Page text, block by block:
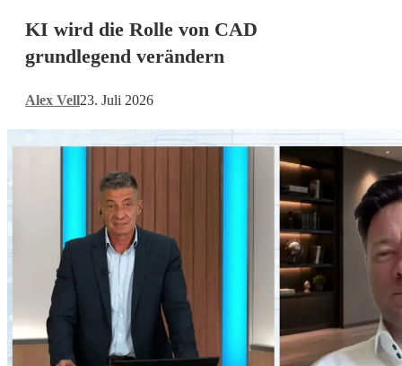
Rolle
von
CAD
grundlegend
KI wird die Rolle von CAD
grundlegend verändern
Alex Vell23. Juli 2026